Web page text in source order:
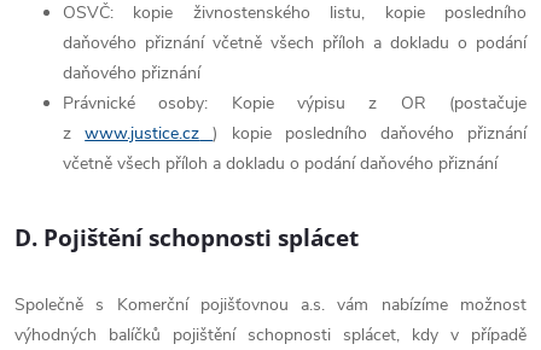
OSVČ: kopie živnostenského listu, kopie posledního
daňového přiznání včetně všech příloh a dokladu o podání
daňového přiznání
Právnické osoby: Kopie výpisu z OR (postačuje
zwww.justice.cz ) kopie posledního daňového přiznání
včetně všech příloh a dokladu o podání daňového přiznání
D. Pojištění schopnosti splácet
Společně s Komerční pojišťovnou a.s. vám nabízíme možnost
výhodných balíčků pojištění schopnosti splácet, kdy v případě